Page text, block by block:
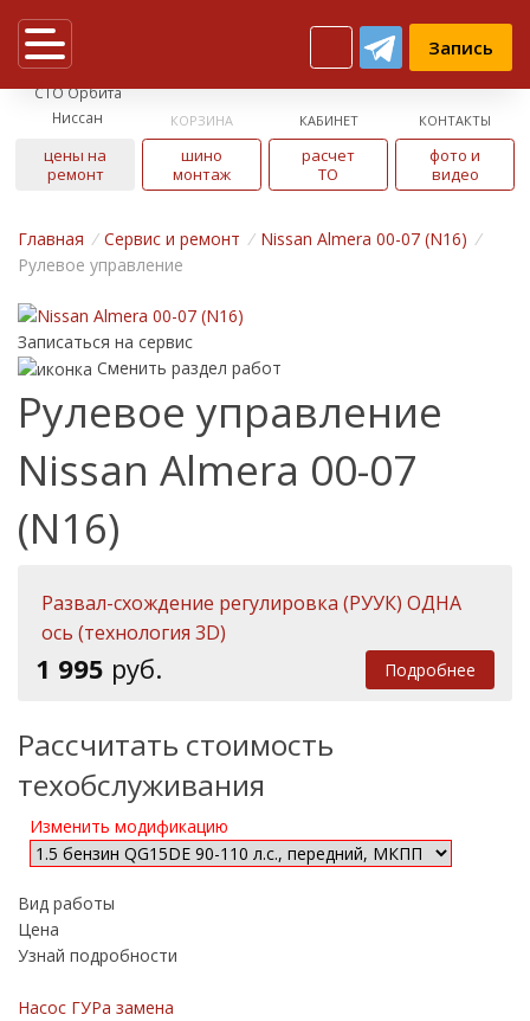
Запись
СТО Орбита
Ниссан
КОРЗИНА КАБИНЕТ КОНТАКТЫ
цены на
ремонт
шино
монтаж
расчет
ТО
фото и
видео
Главная / Cервис и ремонт / Nissan Almera 00-07 (N16) /
Рулевое управление
Записаться на сервис
Сменить раздел работ
Рулевое управление
Nissan Almera 00-07
(N16)
Развал-схождение регулировка (РУУК) ОДНА
ось (технология 3D)
1 995 руб. Подробнее
Рассчитать стоимость
техобслуживания
Изменить модификацию
Вид работы
Цена
Узнай подробности
Насос ГУРа замена